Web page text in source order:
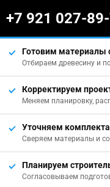
+7 921 027-
Готовим материалы
Отбираем древесину и
Корректируем
Меняем планировку,
Уточняем
Сверяем материалы и
Планируем
Согласовываем